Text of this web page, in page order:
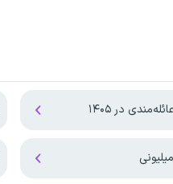
در ۱۴۰۵